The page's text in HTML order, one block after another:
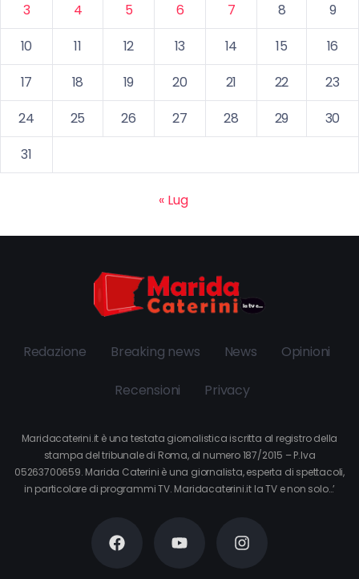
3
4 5 6 7 8
9
10
11 12 13 14 15
16
17
18 19 20 21 22
23
24
25 26 27 28 29
30
31
« Lug
Redazione Breaking news News Opinioni
Recensioni Privacy
Maridacaterini.it è una testata giornalistica iscritta al registro della
stampa del tribunale di Roma, al numero 187/2015 – P.Iva
05263700659. Marida Caterini è una giornalista, esperta di spettacoli,
in particolare di programmi TV. Maridacaterini.it la TV e non solo…’